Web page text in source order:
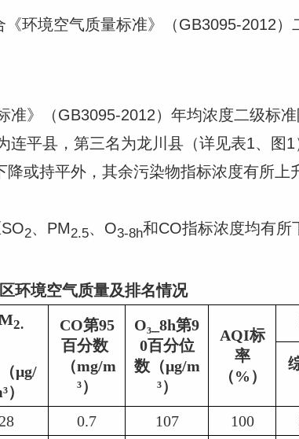
《环境空气质量标准》（GB3095-2012）
》（GB3095-2012）年均浓度二级标准
连平县，第三名为龙川县（详见表1、图
持平外，其余污染物指标浓度有所上
2、PM2.5、O3-8h和CO指标浓度均有所
环境空气质量及排名情况
2.
μg/
）
CO第95
百分数
（mg/m
³）
O₃_8h第9
0百分位
数（μg/m
³）
AQI标
率
（%）
28 0.7 107 100